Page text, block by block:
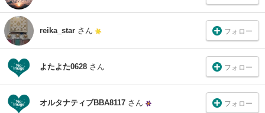
reika_star さん フォロー
よたよた0628 さん フォロー
オルタナティブBBA8117 さん フォロー